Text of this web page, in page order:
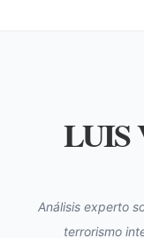
Análisis experto
terrorismo